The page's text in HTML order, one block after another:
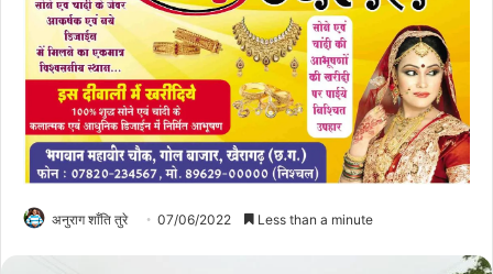
अनुराग शाँति तुरे 07/06/2022 Less than a minute